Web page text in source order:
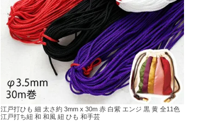
江戸打ひも 細 太さ約 3mm x 30m 赤 白紫 エンジ 黒 黄 全11色
江戸打ち紐 和 和風 紐 ひも 和手芸